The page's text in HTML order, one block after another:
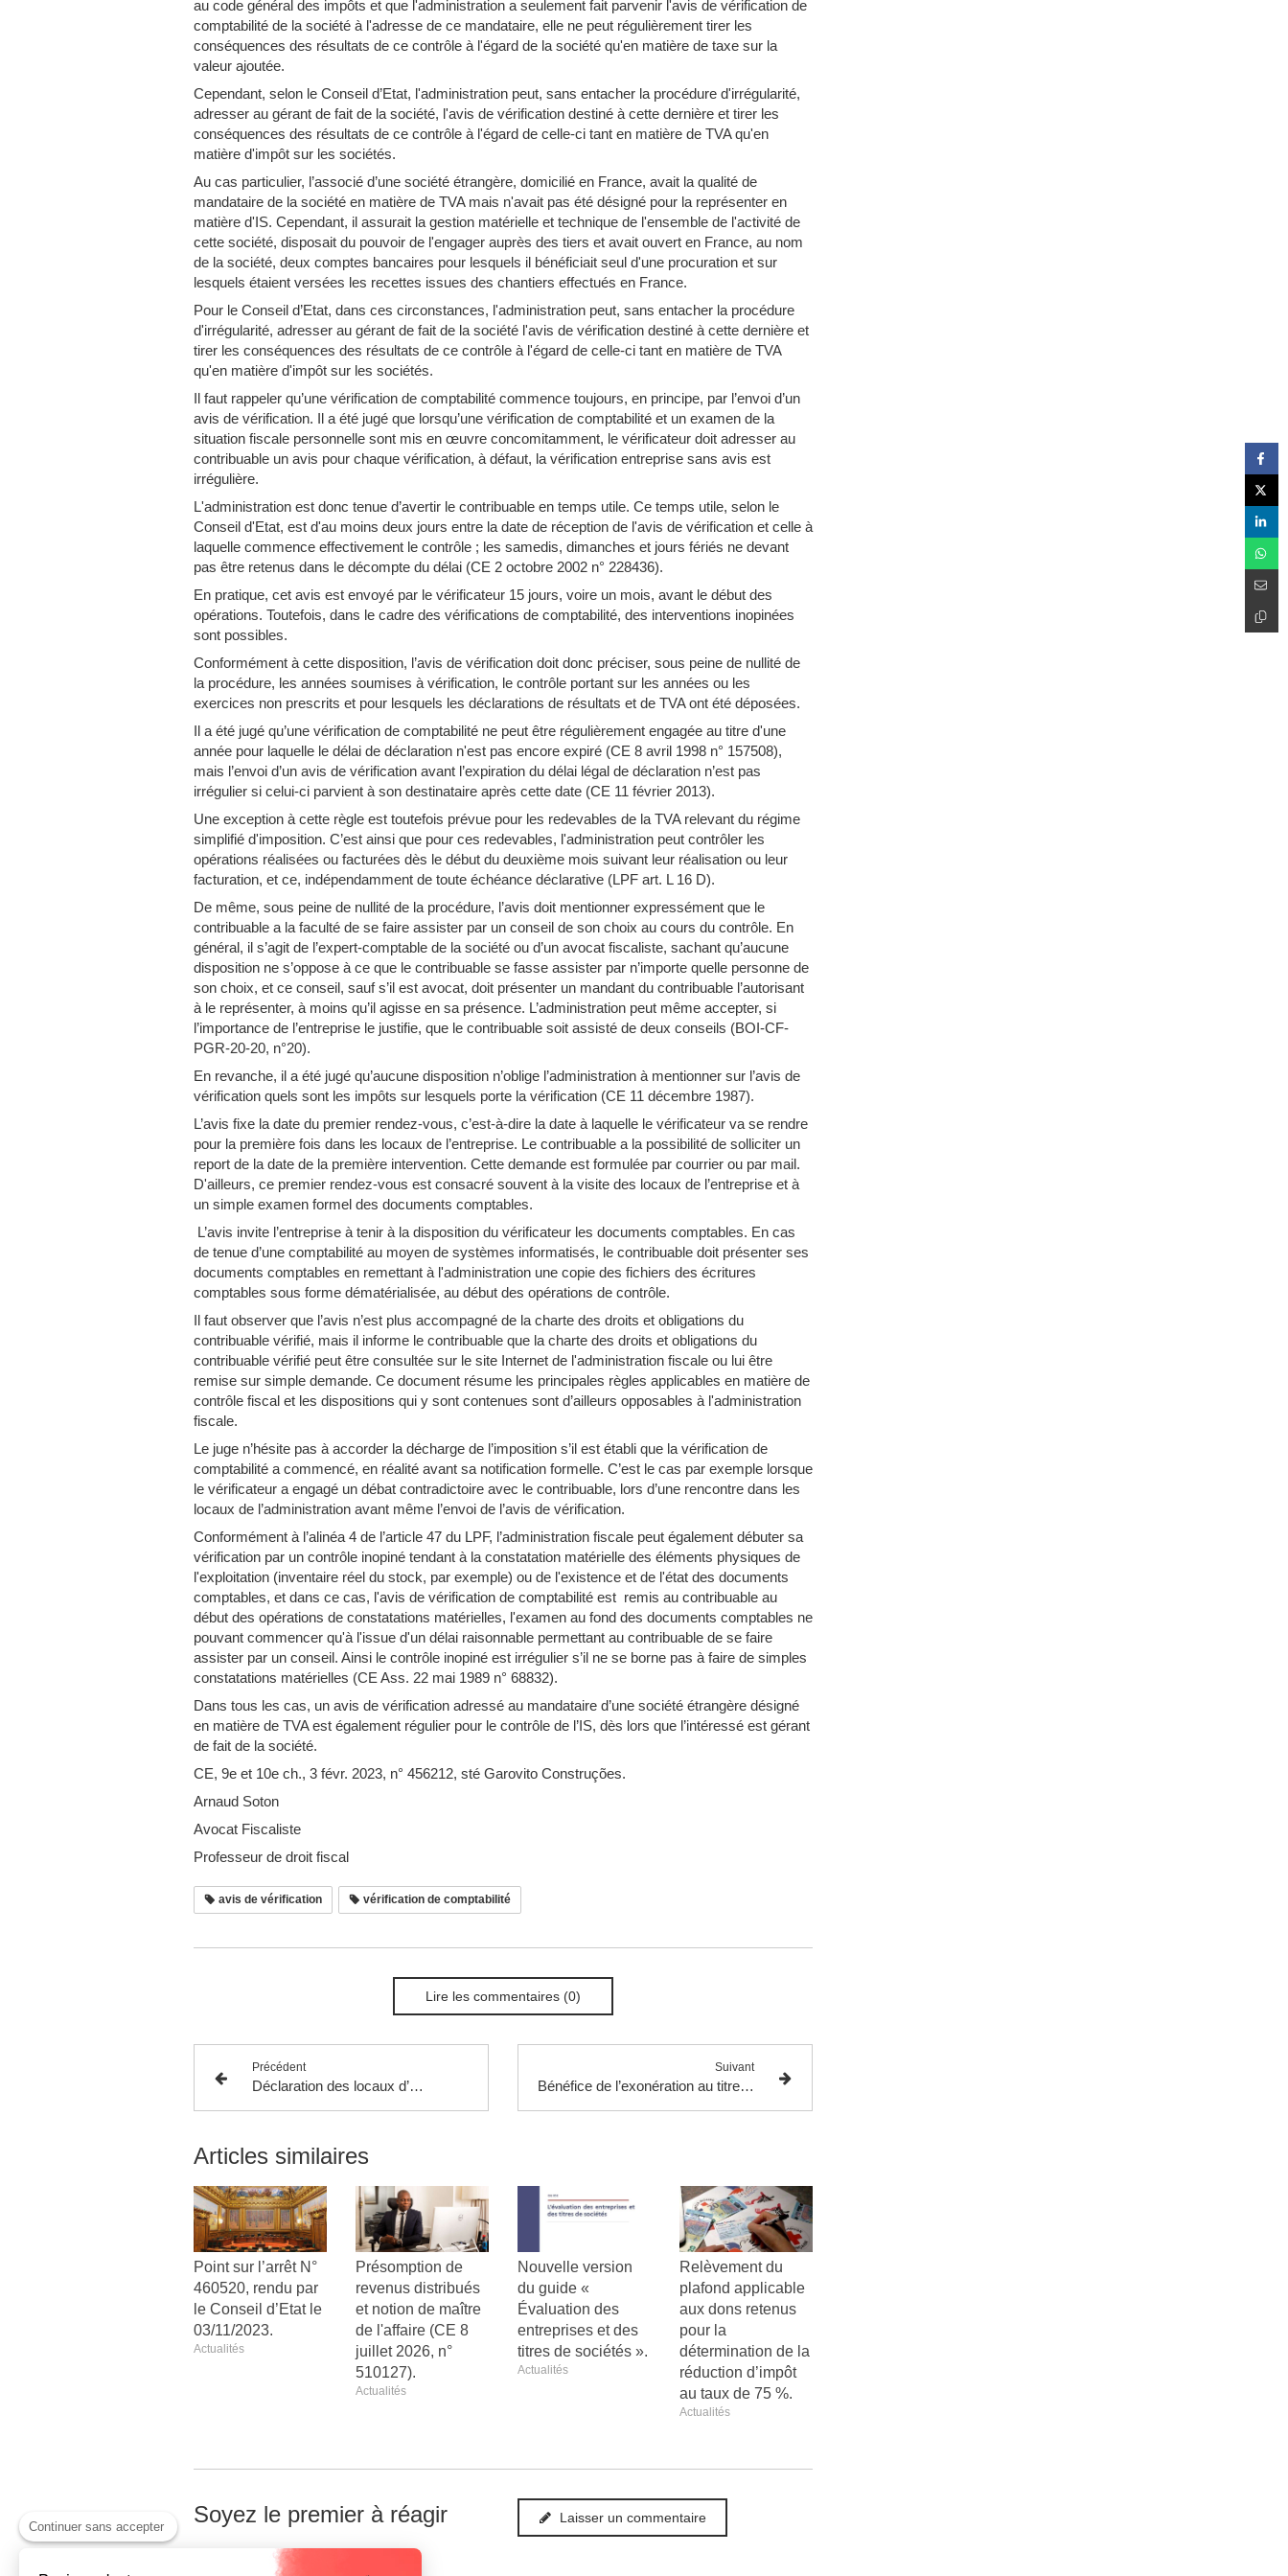
au code général des impôts et que l'administration a seulement fait parvenir l'avis de vérification de
comptabilité de la société à l'adresse de ce mandataire, elle ne peut régulièrement tirer les
conséquences des résultats de ce contrôle à l'égard de la société qu'en matière de taxe sur la
valeur ajoutée.
Cependant, selon le Conseil d’Etat, l'administration peut, sans entacher la procédure d'irrégularité,
adresser au gérant de fait de la société, l'avis de vérification destiné à cette dernière et tirer les
conséquences des résultats de ce contrôle à l'égard de celle-ci tant en matière de TVA qu'en
matière d'impôt sur les sociétés.
Au cas particulier, l’associé d’une société étrangère, domicilié en France, avait la qualité de
mandataire de la société en matière de TVA mais n'avait pas été désigné pour la représenter en
matière d'IS. Cependant, il assurait la gestion matérielle et technique de l'ensemble de l'activité de
cette société, disposait du pouvoir de l'engager auprès des tiers et avait ouvert en France, au nom
de la société, deux comptes bancaires pour lesquels il bénéficiait seul d'une procuration et sur
lesquels étaient versées les recettes issues des chantiers effectués en France.
Pour le Conseil d’Etat, dans ces circonstances, l'administration peut, sans entacher la procédure
d'irrégularité, adresser au gérant de fait de la société l'avis de vérification destiné à cette dernière et
tirer les conséquences des résultats de ce contrôle à l'égard de celle-ci tant en matière de TVA
qu'en matière d'impôt sur les sociétés.
Il faut rappeler qu’une vérification de comptabilité commence toujours, en principe, par l’envoi d’un
avis de vérification. Il a été jugé que lorsqu’une vérification de comptabilité et un examen de la
situation fiscale personnelle sont mis en œuvre concomitamment, le vérificateur doit adresser au
contribuable un avis pour chaque vérification, à défaut, la vérification entreprise sans avis est
irrégulière.
L'administration est donc tenue d’avertir le contribuable en temps utile. Ce temps utile, selon le
Conseil d'Etat, est d'au moins deux jours entre la date de réception de l'avis de vérification et celle à
laquelle commence effectivement le contrôle ; les samedis, dimanches et jours fériés ne devant
pas être retenus dans le décompte du délai (CE 2 octobre 2002 n° 228436).
En pratique, cet avis est envoyé par le vérificateur 15 jours, voire un mois, avant le début des
opérations. Toutefois, dans le cadre des vérifications de comptabilité, des interventions inopinées
sont possibles.
Conformément à cette disposition, l’avis de vérification doit donc préciser, sous peine de nullité de
la procédure, les années soumises à vérification, le contrôle portant sur les années ou les
exercices non prescrits et pour lesquels les déclarations de résultats et de TVA ont été déposées.
Il a été jugé qu’une vérification de comptabilité ne peut être régulièrement engagée au titre d'une
année pour laquelle le délai de déclaration n'est pas encore expiré (CE 8 avril 1998 n° 157508),
mais l’envoi d’un avis de vérification avant l’expiration du délai légal de déclaration n’est pas
irrégulier si celui-ci parvient à son destinataire après cette date (CE 11 février 2013).
Une exception à cette règle est toutefois prévue pour les redevables de la TVA relevant du régime
simplifié d'imposition. C’est ainsi que pour ces redevables, l'administration peut contrôler les
opérations réalisées ou facturées dès le début du deuxième mois suivant leur réalisation ou leur
facturation, et ce, indépendamment de toute échéance déclarative (LPF art. L 16 D).
De même, sous peine de nullité de la procédure, l’avis doit mentionner expressément que le
contribuable a la faculté de se faire assister par un conseil de son choix au cours du contrôle. En
général, il s’agit de l’expert-comptable de la société ou d’un avocat fiscaliste, sachant qu’aucune
disposition ne s’oppose à ce que le contribuable se fasse assister par n’importe quelle personne de
son choix, et ce conseil, sauf s’il est avocat, doit présenter un mandant du contribuable l’autorisant
à le représenter, à moins qu’il agisse en sa présence. L’administration peut même accepter, si
l’importance de l’entreprise le justifie, que le contribuable soit assisté de deux conseils (BOI-CF-
PGR-20-20, n°20).
En revanche, il a été jugé qu’aucune disposition n’oblige l’administration à mentionner sur l’avis de
vérification quels sont les impôts sur lesquels porte la vérification (CE 11 décembre 1987).
L’avis fixe la date du premier rendez-vous, c’est-à-dire la date à laquelle le vérificateur va se rendre
pour la première fois dans les locaux de l’entreprise. Le contribuable a la possibilité de solliciter un
report de la date de la première intervention. Cette demande est formulée par courrier ou par mail.
D'ailleurs, ce premier rendez-vous est consacré souvent à la visite des locaux de l’entreprise et à
un simple examen formel des documents comptables.
L’avis invite l’entreprise à tenir à la disposition du vérificateur les documents comptables. En cas
de tenue d’une comptabilité au moyen de systèmes informatisés, le contribuable doit présenter ses
documents comptables en remettant à l'administration une copie des fichiers des écritures
comptables sous forme dématérialisée, au début des opérations de contrôle.
Il faut observer que l’avis n’est plus accompagné de la charte des droits et obligations du
contribuable vérifié, mais il informe le contribuable que la charte des droits et obligations du
contribuable vérifié peut être consultée sur le site Internet de l'administration fiscale ou lui être
remise sur simple demande. Ce document résume les principales règles applicables en matière de
contrôle fiscal et les dispositions qui y sont contenues sont d’ailleurs opposables à l'administration
fiscale.
Le juge n’hésite pas à accorder la décharge de l’imposition s’il est établi que la vérification de
comptabilité a commencé, en réalité avant sa notification formelle. C’est le cas par exemple lorsque
le vérificateur a engagé un débat contradictoire avec le contribuable, lors d’une rencontre dans les
locaux de l’administration avant même l’envoi de l’avis de vérification.
Conformément à l’alinéa 4 de l’article 47 du LPF, l’administration fiscale peut également débuter sa
vérification par un contrôle inopiné tendant à la constatation matérielle des éléments physiques de
l'exploitation (inventaire réel du stock, par exemple) ou de l'existence et de l'état des documents
comptables, et dans ce cas, l'avis de vérification de comptabilité est remis au contribuable au
début des opérations de constatations matérielles, l'examen au fond des documents comptables ne
pouvant commencer qu'à l'issue d'un délai raisonnable permettant au contribuable de se faire
assister par un conseil. Ainsi le contrôle inopiné est irrégulier s’il ne se borne pas à faire de simples
constatations matérielles (CE Ass. 22 mai 1989 n° 68832).
Dans tous les cas, un avis de vérification adressé au mandataire d’une société étrangère désigné
en matière de TVA est également régulier pour le contrôle de l’IS, dès lors que l’intéressé est gérant
de fait de la société.
CE, 9e et 10e ch., 3 févr. 2023, n° 456212, sté Garovito Construções.
Arnaud Soton
Avocat Fiscaliste
Professeur de droit fiscal
avis de vérification vérification de comptabilité
Lire les commentaires (0)
Précédent
Déclaration des locaux d’habitation
Suivant
Bénéfice de l’exonération au titre de la première cession d’une résidence secondaire dans le cadre d’une réclamation.
Articles similaires
Point sur l’arrêt N°
460520, rendu par
le Conseil d’Etat le
03/11/2023.
Actualités
Présomption de
revenus distribués
et notion de maître
de l'affaire (CE 8
juillet 2026, n°
510127).
Actualités
Nouvelle version
du guide «
Évaluation des
entreprises et des
titres de sociétés ».
Actualités
Relèvement du
plafond applicable
aux dons retenus
pour la
détermination de la
réduction d’impôt
au taux de 75 %.
Actualités
Soyez le premier à réagir Laisser un commentaire
Continuer sans accepter